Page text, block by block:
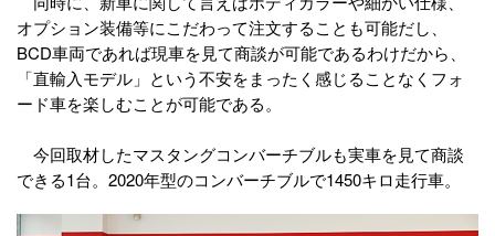
オプション装備等にこだわって注文することも可能だし、
BCD車両であれば現車を見て商談が可能であるわけだから、
「直輸入モデル」という不安をまったく感じることなくフォ
ード車を楽しむことが可能である。
今回取材したマスタングコンバーチブルも実車を見て商談
できる1台。2020年型のコンバーチブルで1450キロ走行車。